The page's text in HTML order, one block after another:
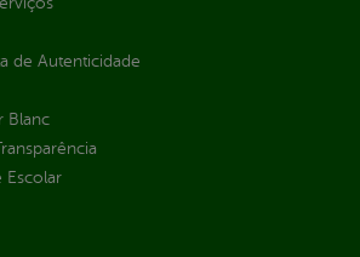
de Autenticidade
Blanc
Escolar